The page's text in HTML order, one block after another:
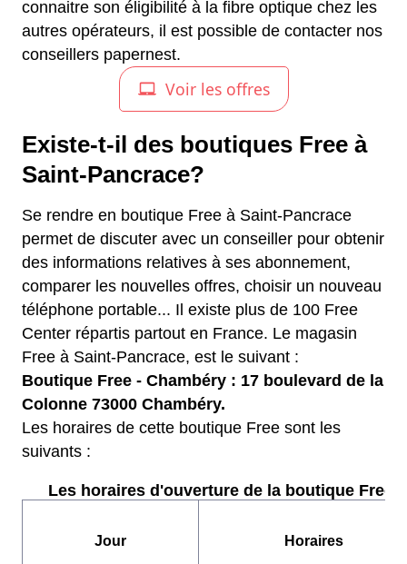
connaitre son éligibilité à la fibre optique chez les
autres opérateurs, il est possible de contacter nos
conseillers papernest.
Existe-t-il des boutiques Free à
Saint-Pancrace?
Se rendre en boutique Free à Saint-Pancrace
permet de discuter avec un conseiller pour obtenir
des informations relatives à ses abonnement,
comparer les nouvelles offres, choisir un nouveau
téléphone portable... Il existe plus de 100 Free
Center répartis partout en France. Le magasin
Free à Saint-Pancrace, est le suivant :
Boutique Free - Chambéry : 17 boulevard de la
Colonne 73000 Chambéry.
Les horaires de cette boutique Free sont les
suivants :
Les horaires d'ouverture de la boutique Free :
Jour Horaires